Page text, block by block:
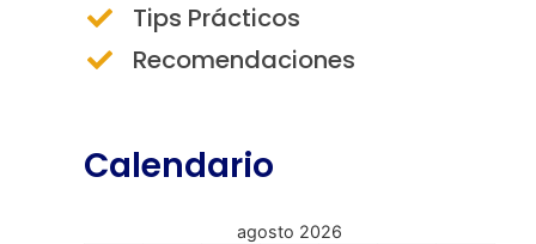
Tips Prácticos
Recomendaciones
Calendario
agosto 2026